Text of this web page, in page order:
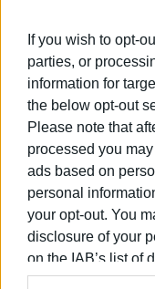
If you wish to opt-
parties, or
information for
the below opt-out
Please note that
processed you
ads based on
personal
your opt-out. You
disclosure of your
on the IAB’s list of
information may
Μεταλληνού, η
αφιέρωση
γυαλί, ύφασμα ή
ελεφαντόδοντο.
Κάποια από αυτά
- Χειροποίητα
στα 610 και 480
αποκλειστικά
αναθήματα ευρείας
απαντώνται στον
Κάτω Ιταλία